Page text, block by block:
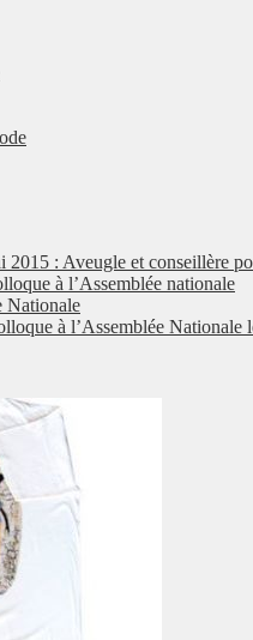
: Aveugle et conseillère
à l’Assemblée nationale
Nationale
à l’Assemblée Nationale